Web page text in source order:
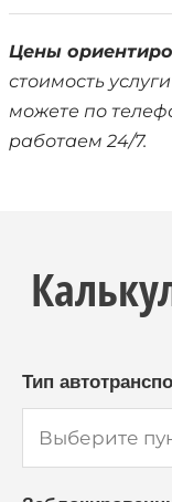
Цены
стоимость
можете по
работаем 24/7.
Тип